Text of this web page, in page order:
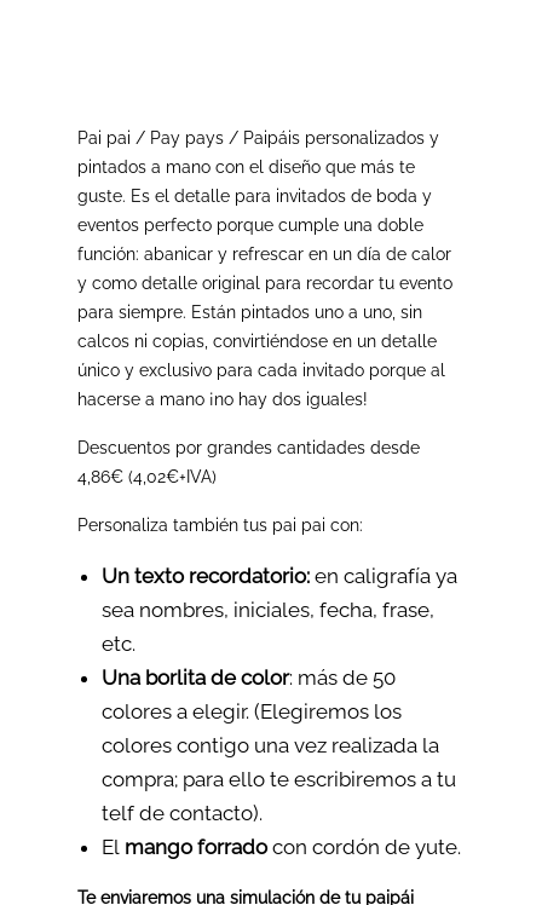
Pai pai / Pay pays / Paipáis personalizados y
pintados a mano con el diseño que más te
guste. Es el detalle para invitados de boda y
eventos perfecto porque cumple una doble
función: abanicar y refrescar en un día de calor
y como detalle original para recordar tu evento
para siempre. Están pintados uno a uno, sin
calcos ni copias, convirtiéndose en un detalle
único y exclusivo para cada invitado porque al
hacerse a mano ¡no hay dos iguales!
Descuentos por grandes cantidades desde
4,86€ (4,02€+IVA)
Personaliza también tus pai pai con:
Un texto recordatorio: en caligrafía ya
sea nombres, iniciales, fecha, frase,
etc.
Una borlita de color: más de 50
colores a elegir. (Elegiremos los
colores contigo una vez realizada la
compra; para ello te escribiremos a tu
telf de contacto).
El mango forradocon cordón de yute.
Te enviaremos una simulación de tu paipái